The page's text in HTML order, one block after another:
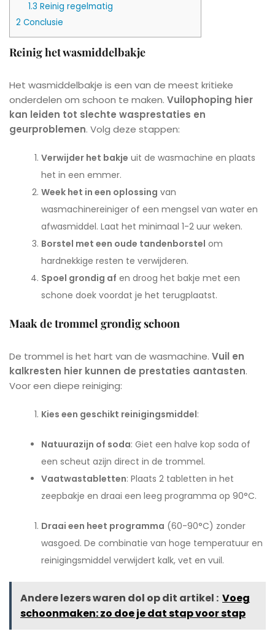
1.3 Reinig regelmatig
2 Conclusie
Reinig het wasmiddelbakje
Het wasmiddelbakje is een van de meest kritieke
onderdelen om schoon te maken. Vuilophoping hier
kan leiden tot slechte wasprestaties en
geurproblemen. Volg deze stappen:
Verwijder het bakje uit de wasmachine en plaats
het in een emmer.
Week het in een oplossing van
wasmachinereiniger of een mengsel van water en
afwasmiddel. Laat het minimaal 1-2 uur weken.
Borstel met een oude tandenborstel om
hardnekkige resten te verwijderen.
Spoel grondig af en droog het bakje met een
schone doek voordat je het terugplaatst.
Maak de trommel grondig schoon
De trommel is het hart van de wasmachine. Vuil en
kalkresten hier kunnen de prestaties aantasten.
Voor een diepe reiniging:
Kies een geschikt reinigingsmiddel:
Natuurazijn of soda: Giet een halve kop soda of
een scheut azijn direct in de trommel.
Vaatwastabletten: Plaats 2 tabletten in het
zeepbakje en draai een leeg programma op 90°C.
Draai een heet programma (60-90°C) zonder
wasgoed. De combinatie van hoge temperatuur en
reinigingsmiddel verwijdert kalk, vet en vuil.
Andere lezers waren dol op dit artikel : Voeg
schoonmaken: zo doe je dat stap voor stap